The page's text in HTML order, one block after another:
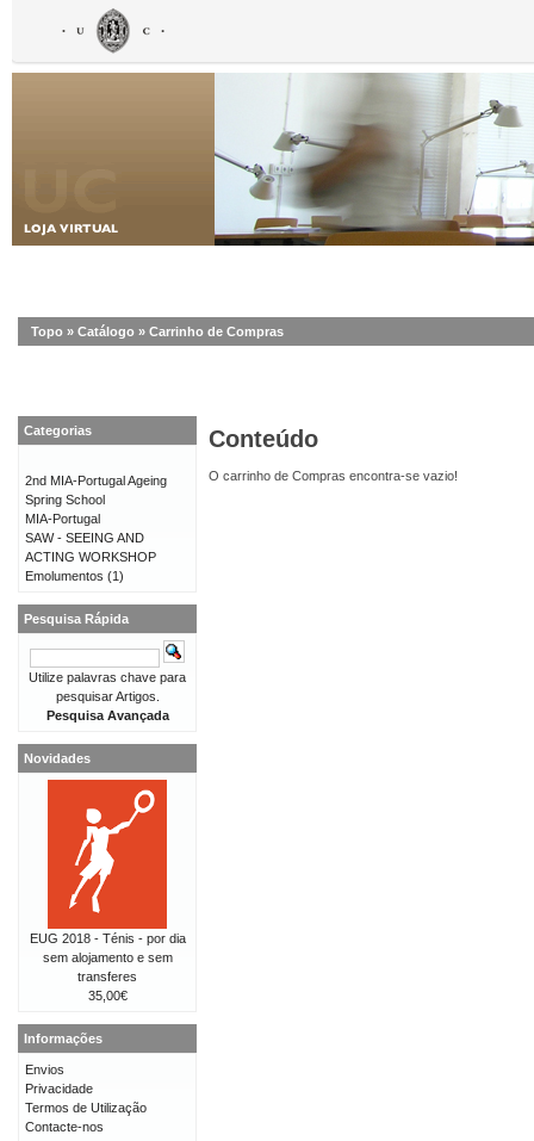
Topo » Catálogo » Carrinho de Compras
Conteúdo
O carrinho de Compras encontra-se vazio!
Categorias
2nd MIA-Portugal Ageing
Spring School
MIA-Portugal
SAW - SEEING AND
ACTING WORKSHOP
Emolumentos (1)
Pesquisa Rápida
Utilize palavras chave para
pesquisar Artigos.
Pesquisa Avançada
Novidades
EUG 2018 - Ténis - por dia
sem alojamento e sem
transferes
35,00€
Informações
Envios
Privacidade
Termos de Utilização
Contacte-nos